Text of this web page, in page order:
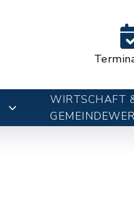
WIRTSCHAFT